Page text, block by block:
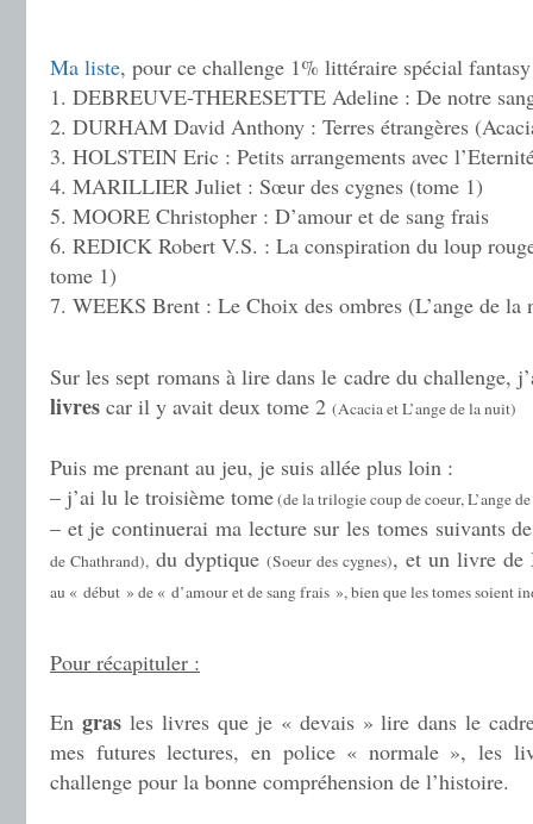
Ma liste, pour ce challenge 1% littéraire spécial
1. DEBREUVE-THERESETTE Adeline : De notre
2. DURHAM David Anthony : Terres étrangères
3. HOLSTEIN Eric : Petits arrangements avec
4. MARILLIER Juliet : Sœur des cygnes (tome 1)
5. MOORE Christopher : D’amour et de sang frais
6. REDICK Robert V.S. : La conspiration du loup
tome 1)
7. WEEKS Brent : Le Choix des ombres (L’ange de la
Sur les sept romans à lire dans le cadre du challenge,
livres car il y avait deux tome 2 (Acacia et L’ange de la nuit)
Puis me prenant au jeu, je suis allée plus loin :
– j’ai lu le troisième tome(de la trilogie coup de coeur, L’ange
– et je continuerai ma lecture sur les tomes suivants
de Chathrand), du dyptique (Soeur des cygnes), et un livre de
au « début » de « d’amour et de sang frais », bien que les tomes soient
Pour récapituler :
En grasles livres que je « devais » lire dans le
mes futures lectures, en police « normale », les
challenge pour la bonne compréhension de l’histoire.